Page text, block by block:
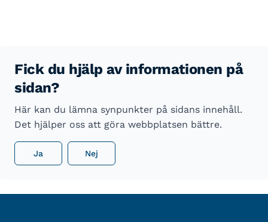
Fick du hjälp av informationen på
sidan?
Här kan du lämna synpunkter på sidans innehåll.
Det hjälper oss att göra webbplatsen bättre.
Ja Nej